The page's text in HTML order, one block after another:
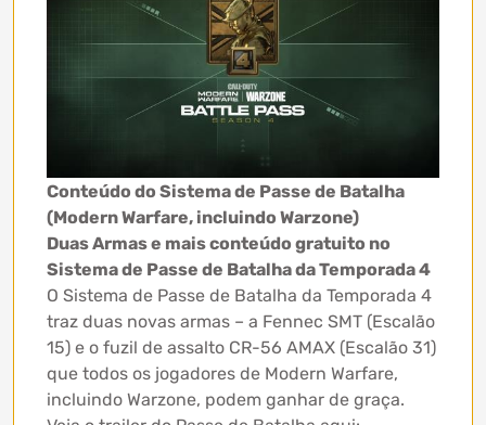
Conteúdo do Sistema de Passe de Batalha
(Modern Warfare, incluindo Warzone)
Duas Armas e mais conteúdo gratuito no
Sistema de Passe de Batalha da Temporada 4
O Sistema de Passe de Batalha da Temporada 4
traz duas novas armas – a Fennec SMT (Escalão
15) e o fuzil de assalto CR-56 AMAX (Escalão 31)
que todos os jogadores de Modern Warfare,
incluindo Warzone, podem ganhar de graça.